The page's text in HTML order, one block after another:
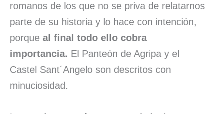
romanos de los que no se priva de relatarnos
parte de su historia y lo hace con intención,
porque al final todo ello cobra
importancia. El Panteón de Agripa y el
Castel Sant´Angelo son descritos con
minuciosidad.